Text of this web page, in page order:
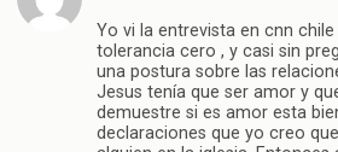
Yo vi la entrevista en cnn
tolerancia cero , y casi sin
una postura sobre las
Jesus tenía que ser amor y
demuestre si es amor esta
declaraciones que yo creo